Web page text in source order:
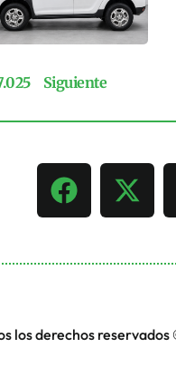
Siguiente
los derechos